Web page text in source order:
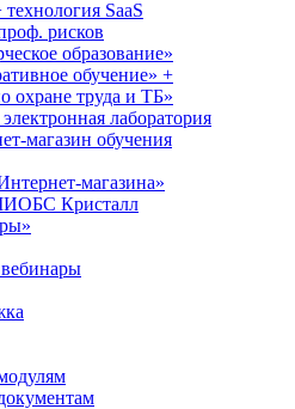
технология SaaS
рисков
образование»
обучение» +
охране труда и ТБ»
лаборатория
магазин обучения
магазина»
Кристалл